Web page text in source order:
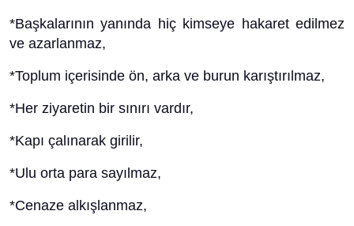
*Başkalarının yanında hiç kimseye hakaret edilmez
ve azarlanmaz,
*Toplum içerisinde ön, arka ve burun karıştırılmaz,
*Her ziyaretin bir sınırı vardır,
*Kapı çalınarak girilir,
*Ulu orta para sayılmaz,
*Cenaze alkışlanmaz,